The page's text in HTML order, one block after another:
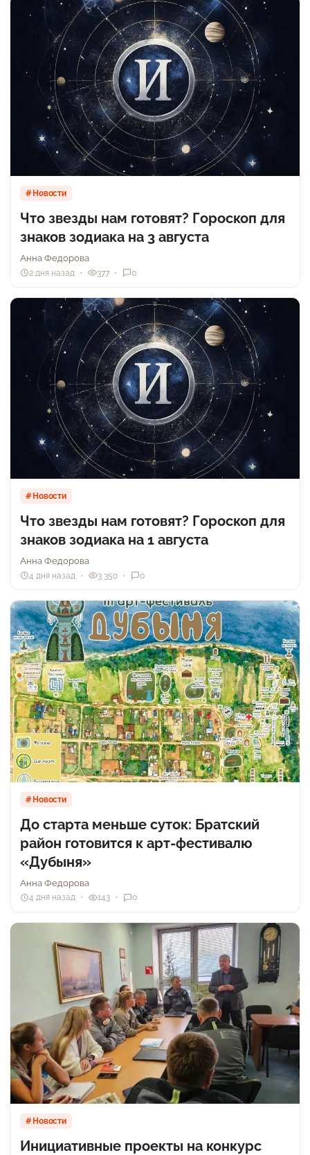
Новости
Что звезды нам готовят? Гороскоп для
знаков зодиака на 3 августа
Анна Федорова
2 дня назад 377 0
Новости
Что звезды нам готовят? Гороскоп для
знаков зодиака на 1 августа
Анна Федорова
4 дня назад 3 350 0
Новости
До старта меньше суток: Братский
район готовится к арт-фестивалю
«Дубыня»
Анна Федорова
4 дня назад 143 0
Новости
Инициативные проекты на конкурс